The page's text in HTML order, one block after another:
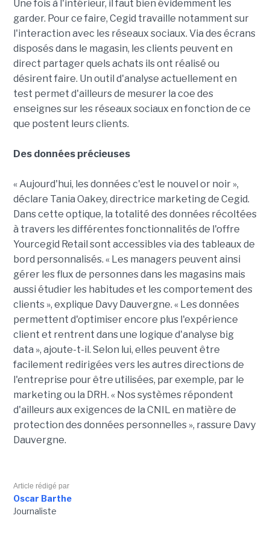
Une fois à l'intérieur, il faut bien évidemment les
garder. Pour ce faire, Cegid travaille notamment sur
l'interaction avec les réseaux sociaux. Via des écrans
disposés dans le magasin, les clients peuvent en
direct partager quels achats ils ont réalisé ou
désirent faire. Un outil d'analyse actuellement en
test permet d'ailleurs de mesurer la coe des
enseignes sur les réseaux sociaux en fonction de ce
que postent leurs clients.
Des données précieuses
« Aujourd'hui, les données c'est le nouvel or noir »,
déclare Tania Oakey, directrice marketing de Cegid.
Dans cette optique, la totalité des données récoltées
à travers les différentes fonctionnalités de l'offre
Yourcegid Retail sont accessibles via des tableaux de
bord personnalisés. « Les managers peuvent ainsi
gérer les flux de personnes dans les magasins mais
aussi étudier les habitudes et les comportement des
clients », explique Davy Dauvergne. « Les données
permettent d'optimiser encore plus l'expérience
client et rentrent dans une logique d'analyse big
data », ajoute-t-il. Selon lui, elles peuvent être
facilement redirigées vers les autres directions de
l'entreprise pour être utilisées, par exemple, par le
marketing ou la DRH. « Nos systèmes répondent
d'ailleurs aux exigences de la CNIL en matière de
protection des données personnelles », rassure Davy
Dauvergne.
Article rédigé par
Oscar Barthe
Journaliste